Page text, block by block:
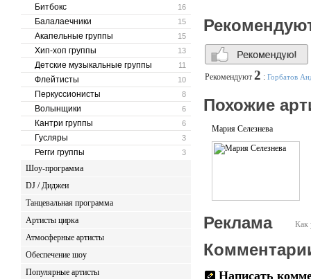
16
Битбокс
15
Балалаечники
15
Акапельные группы
13
Хип-хоп группы
11
Детские музыкальные группы
10
Флейтисты
8
Перкуссионисты
6
Волынщики
6
Кантри группы
3
Гусляры
3
Регги группы
Шоу-программа
DJ / Диджеи
Танцевальная программа
Артисты цирка
Атмосферные артисты
Обеспечение шоу
Популярные артисты
Рекомендуют 2 : Горбатов
Похожие
Мария Селезнева
Как
Реклама
Написать